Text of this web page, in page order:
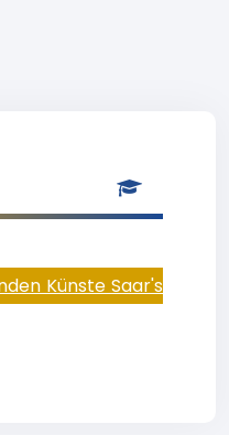
Künste Saar's